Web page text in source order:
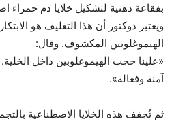
بفقاعة دهنية لتشكيل خلايا دم حمراء
ويعتبر دوكتور أن هذا التغليف هو
الهيموغلوبين المكشوف. وقال:
«علينا حجب الهيموغلوبين داخل الخلية.
آمنة وفعالة».
ثم تُجفف هذه الخلايا الاصطناعية